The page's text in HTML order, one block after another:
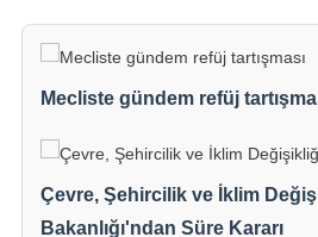
Mecliste gündem refüj
Çevre, Şehircilik ve İklim
Bakanlığı'ndan Süre Kararı